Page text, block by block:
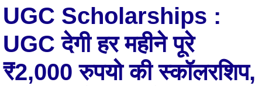
UGC Scholarships :
UGC देगी हर महीने पूरे
₹2,000 रुपयो की स्कॉलरशिप,